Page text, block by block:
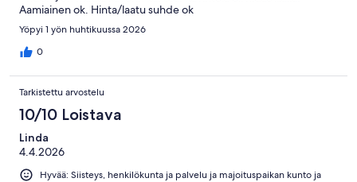
Aamiainen ok. Hinta/laatu suhde ok
Yöpyi 1 yön huhtikuussa 2026
0
Tarkistettu arvostelu
10/10 Loistava
Linda
4.4.2026
Hyvää: Siisteys, henkilökunta ja palvelu ja majoituspaikan kunto ja